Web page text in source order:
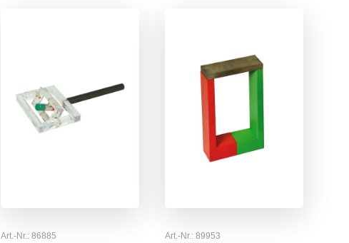
Art.-Nr.: 86885
Art.-Nr.: 89953